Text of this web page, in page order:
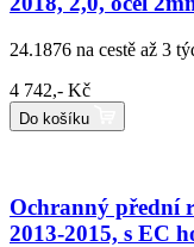
24.1876 na cestě až 3
4 742,- Kč
Do košíku
Ochranný přední
2013-2015, s EC